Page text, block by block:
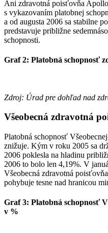
Ani zdravotná poisťovňa
s vykazovaním platobnej
a od augusta 2006 sa stabilne
predstavuje približne
schopnosti.
Graf 2: Platobná schopnosť
Zdroj: Úrad pre dohľad nad
Všeobecná zdravotná
Platobná schopnosť
znižuje. Kým v roku 2005 sa
2006 poklesla na hladinu
2006 to bolo len 4,19%. V
Všeobecná zdravotná
pohybuje tesne nad hranicou
Graf 3: Platobná schopnosť
v %